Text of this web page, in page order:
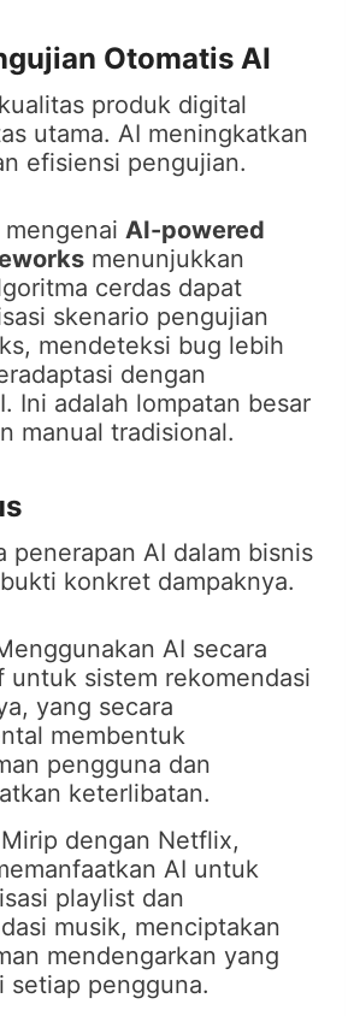
Otomatis AI
produk digital
utama. AI meningkatkan
efisiensi pengujian.
mengenai AI-powered
menunjukkan
cerdas dapat
skenario pengujian
mendeteksi bug lebih
dengan
Ini adalah lompatan besar
manual tradisional.
penerapan AI dalam bisnis
konkret dampaknya.
AI secara
untuk sistem rekomendasi
yang secara
membentuk
pengguna dan
keterlibatan.
dengan Netflix,
AI untuk
playlist dan
musik, menciptakan
mendengarkan yang
setiap pengguna.